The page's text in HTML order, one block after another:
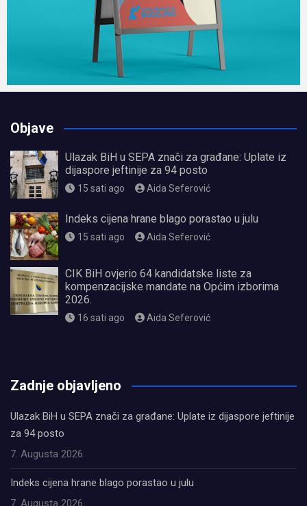
Objave
Ulazak BiH u SEPA znači za građane: Uplate iz
dijaspore jeftinije za 94 posto
15 sati ago Aida Seferović
Indeks cijena hrane blago porastao u julu
15 sati ago Aida Seferović
CIK BiH ovjerio 64 kandidatske liste za
kompenzacijske mandate na Općim izborima
2026.
16 sati ago Aida Seferović
Zadnje objavljeno
Ulazak BiH u SEPA znači za građane: Uplate iz dijaspore jeftinije
za 94 posto
7. Augusta 2026.
Indeks cijena hrane blago porastao u julu
7. Augusta 2026.